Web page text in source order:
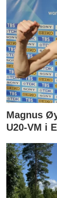
Magnus
U20-VM i